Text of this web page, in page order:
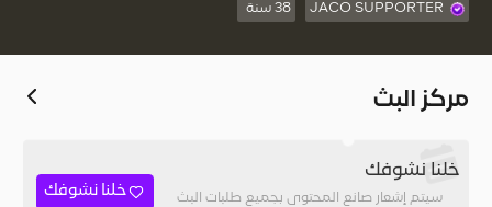
JACO SUPPORTER 38 سنة
مركز البث
خلنا نشوفك
سيتم إشعار صانع المحتوى بجميع طلبات البث
خلنا نشوفك